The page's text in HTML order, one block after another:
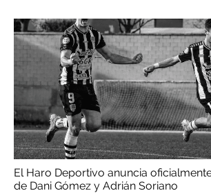
El Haro Deportivo anuncia
de Dani Gómez y Adrián Soriano